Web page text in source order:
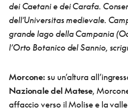
dei Caetani e dei Carafa.
dell’Universitas medievale.
grande lago della Campania
l’Orto Botanico del Sannio,
Morcone:su un’altura
Nazionale del Matese,
affaccio verso il Molise e la